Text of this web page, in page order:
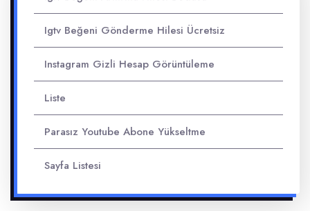
Igtv Beğeni Gönderme Hilesi Ücretsiz
Instagram Gizli Hesap Görüntüleme
Liste
Parasız Youtube Abone Yükseltme
Sayfa Listesi